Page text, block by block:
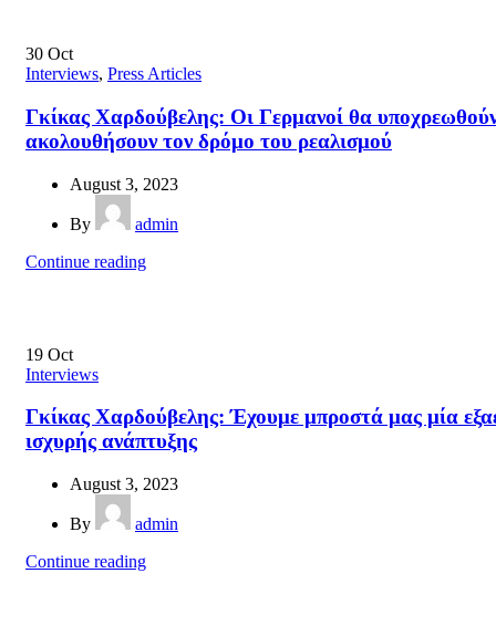
30 Oct
Interviews, Press Articles
Γκίκας Χαρδούβελης: Οι Γερμανοί θα
ακολουθήσουν τον δρόμο του ρεαλισμού
August 3, 2023
By
admin
Continue reading
19 Oct
Interviews
Γκίκας Χαρδούβελης: Έχουμε μπροστά μας μία
ισχυρής ανάπτυξης
August 3, 2023
By
admin
Continue reading